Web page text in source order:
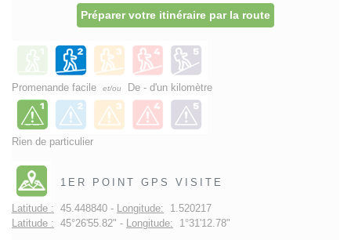
Préparer votre itinéraire par la route
Promenande facile et/ou De - d'un kilomètre
Rien de particulier
1ER POINT GPS VISITE
Latitude : 45.448840 - Longitude: 1.520217
Latitude : 45°26'55.82" - Longitude: 1°31'12.78"